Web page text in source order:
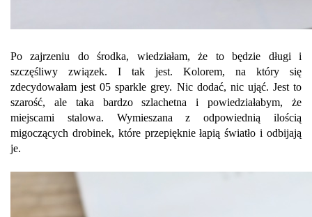
Po zajrzeniu do środka, wiedziałam, że to będzie długi i
szczęśliwy związek. I tak jest. Kolorem, na który się
zdecydowałam jest 05 sparkle grey. Nic dodać, nic ująć. Jest to
szarość, ale taka bardzo szlachetna i powiedziałabym, że
miejscami stalowa. Wymieszana z odpowiednią ilością
migoczących drobinek, które przepięknie łapią światło i odbijają
je.